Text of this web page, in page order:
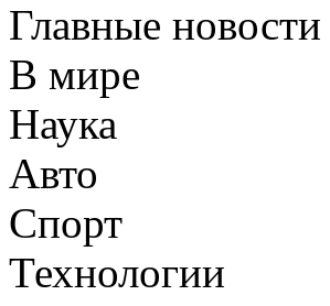
Главные новости
В мире
Наука
Авто
Спорт
Технологии